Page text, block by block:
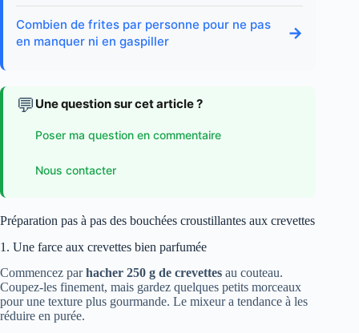
Combien de frites par personne pour ne pas
en manquer ni en gaspiller
→
💬 Une question sur cet article ?
Poser ma question en commentaire
Nous contacter
Préparation pas à pas des bouchées croustillantes aux crevettes
1. Une farce aux crevettes bien parfumée
Commencez parhacher 250 g de crevettes au couteau.
Coupez-les finement, mais gardez quelques petits morceaux
pour une texture plus gourmande. Le mixeur a tendance à les
réduire en purée.